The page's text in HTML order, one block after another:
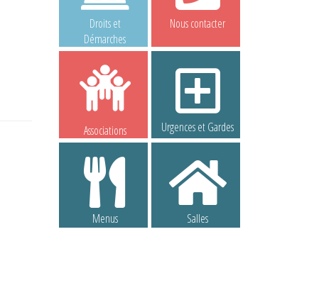
Droits et
Démarches
Nous contacter
Associations Urgences et Gardes
Menus Salles